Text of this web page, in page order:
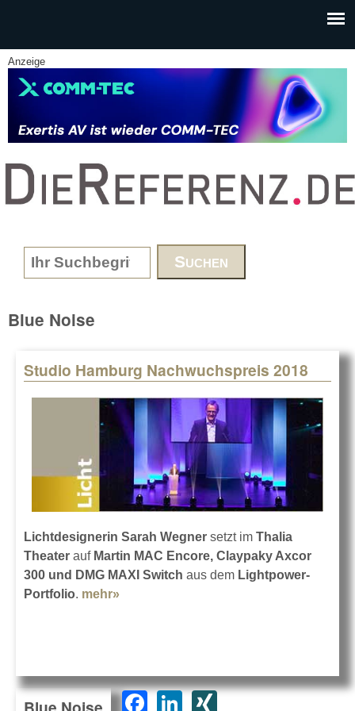
Anzeige
www.DieReferenz.de
Search form
Blue Noise
Studio Hamburg Nachwuchspreis 2018
Lichtdesignerin Sarah Wegner setzt im Thalia
Theater auf Martin MAC Encore, Claypaky Axcor
300 und DMG MAXI Switch aus dem Lightpower-
Portfolio. mehr»
F
Li XI